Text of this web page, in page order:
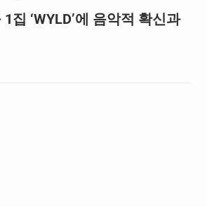
집 ‘WYLD’에 음악적 확신과